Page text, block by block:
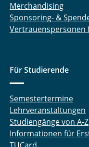
Merchandising
Sponsoring- &
Vertrauenspersonen
Für Studierende
Semestertermine
Lehrveranstaltungen
Studiengänge von A-Z
Informationen für